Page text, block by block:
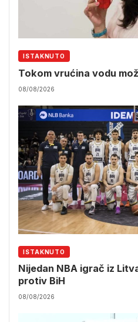
ISTAKNUTO
Tokom vrućina vodu
08/08/2026
ISTAKNUTO
Nijedan NBA igrač iz
protiv BiH
08/08/2026